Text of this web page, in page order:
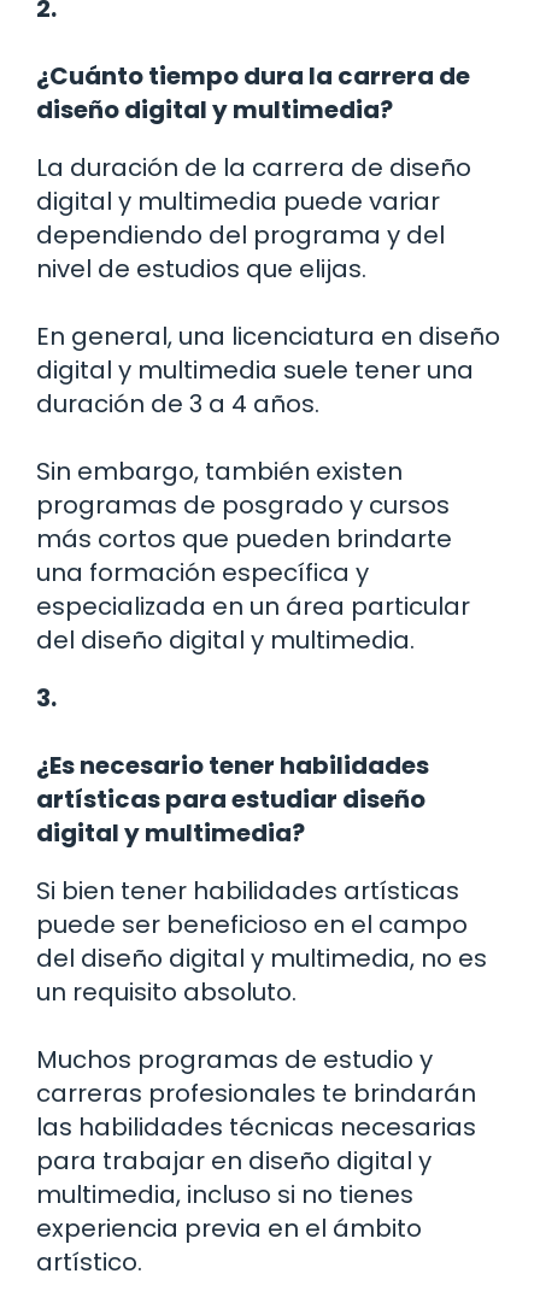
2.
¿Cuánto tiempo dura la carrera de
diseño digital y multimedia?
La duración de la carrera de diseño
digital y multimedia puede variar
dependiendo del programa y del
nivel de estudios que elijas.
En general, una licenciatura en diseño
digital y multimedia suele tener una
duración de 3 a 4 años.
Sin embargo, también existen
programas de posgrado y cursos
más cortos que pueden brindarte
una formación específica y
especializada en un área particular
del diseño digital y multimedia.
3.
¿Es necesario tener habilidades
artísticas para estudiar diseño
digital y multimedia?
Si bien tener habilidades artísticas
puede ser beneficioso en el campo
del diseño digital y multimedia, no es
un requisito absoluto.
Muchos programas de estudio y
carreras profesionales te brindarán
las habilidades técnicas necesarias
para trabajar en diseño digital y
multimedia, incluso si no tienes
experiencia previa en el ámbito
artístico.